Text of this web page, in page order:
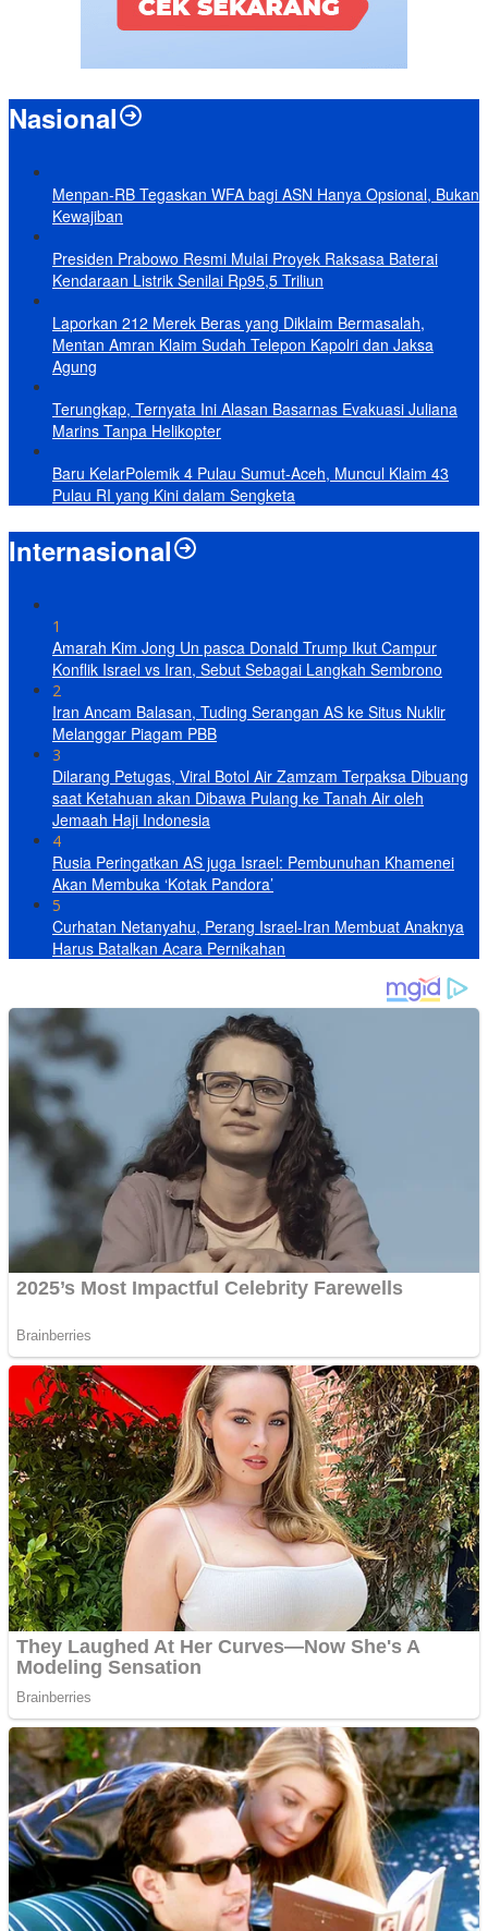
Nasional
Menpan-RB Tegaskan WFA bagi ASN Hanya Opsional, Bukan
Kewajiban
Presiden Prabowo Resmi Mulai Proyek Raksasa Baterai
Kendaraan Listrik Senilai Rp95,5 Triliun
Laporkan 212 Merek Beras yang Diklaim Bermasalah,
Mentan Amran Klaim Sudah Telepon Kapolri dan Jaksa
Agung
Terungkap, Ternyata Ini Alasan Basarnas Evakuasi Juliana
Marins Tanpa Helikopter
Baru KelarPolemik 4 Pulau Sumut-Aceh, Muncul Klaim 43
Pulau RI yang Kini dalam Sengketa
Internasional
1
Amarah Kim Jong Un pasca Donald Trump Ikut Campur
Konflik Israel vs Iran, Sebut Sebagai Langkah Sembrono
2
Iran Ancam Balasan, Tuding Serangan AS ke Situs Nuklir
Melanggar Piagam PBB
3
Dilarang Petugas, Viral Botol Air Zamzam Terpaksa Dibuang
saat Ketahuan akan Dibawa Pulang ke Tanah Air oleh
Jemaah Haji Indonesia
4
Rusia Peringatkan AS juga Israel: Pembunuhan Khamenei
Akan Membuka ‘Kotak Pandora’
5
Curhatan Netanyahu, Perang Israel-Iran Membuat Anaknya
Harus Batalkan Acara Pernikahan